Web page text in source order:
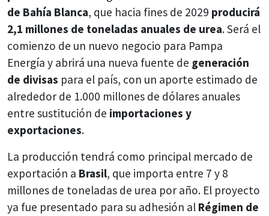
de Bahía Blanca, que hacia fines de 2029 producirá
2,1 millones de toneladas anuales de urea. Será el
comienzo de un nuevo negocio para Pampa
Energía y abrirá una nueva fuente de generación
de divisas para el país, con un aporte estimado de
alrededor de 1.000 millones de dólares anuales
entre sustitución de importaciones y
exportaciones.
La producción tendrá como principal mercado de
exportación a Brasil, que importa entre 7 y 8
millones de toneladas de urea por año. El proyecto
ya fue presentado para su adhesión al Régimen de